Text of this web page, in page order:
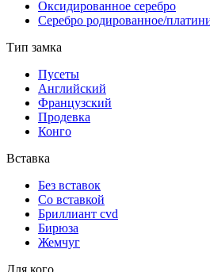
Оксидированное серебро
Серебро родированное/
Тип замка
Пусеты
Английский
Французский
Продевка
Конго
Вставка
Без вставок
Со вставкой
Бриллиант cvd
Бирюза
Жемчуг
Для кого